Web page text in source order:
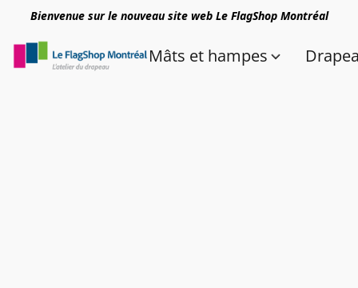
Bienvenue sur le nouveau site web Le FlagShop Montréal
Mâts et hampes